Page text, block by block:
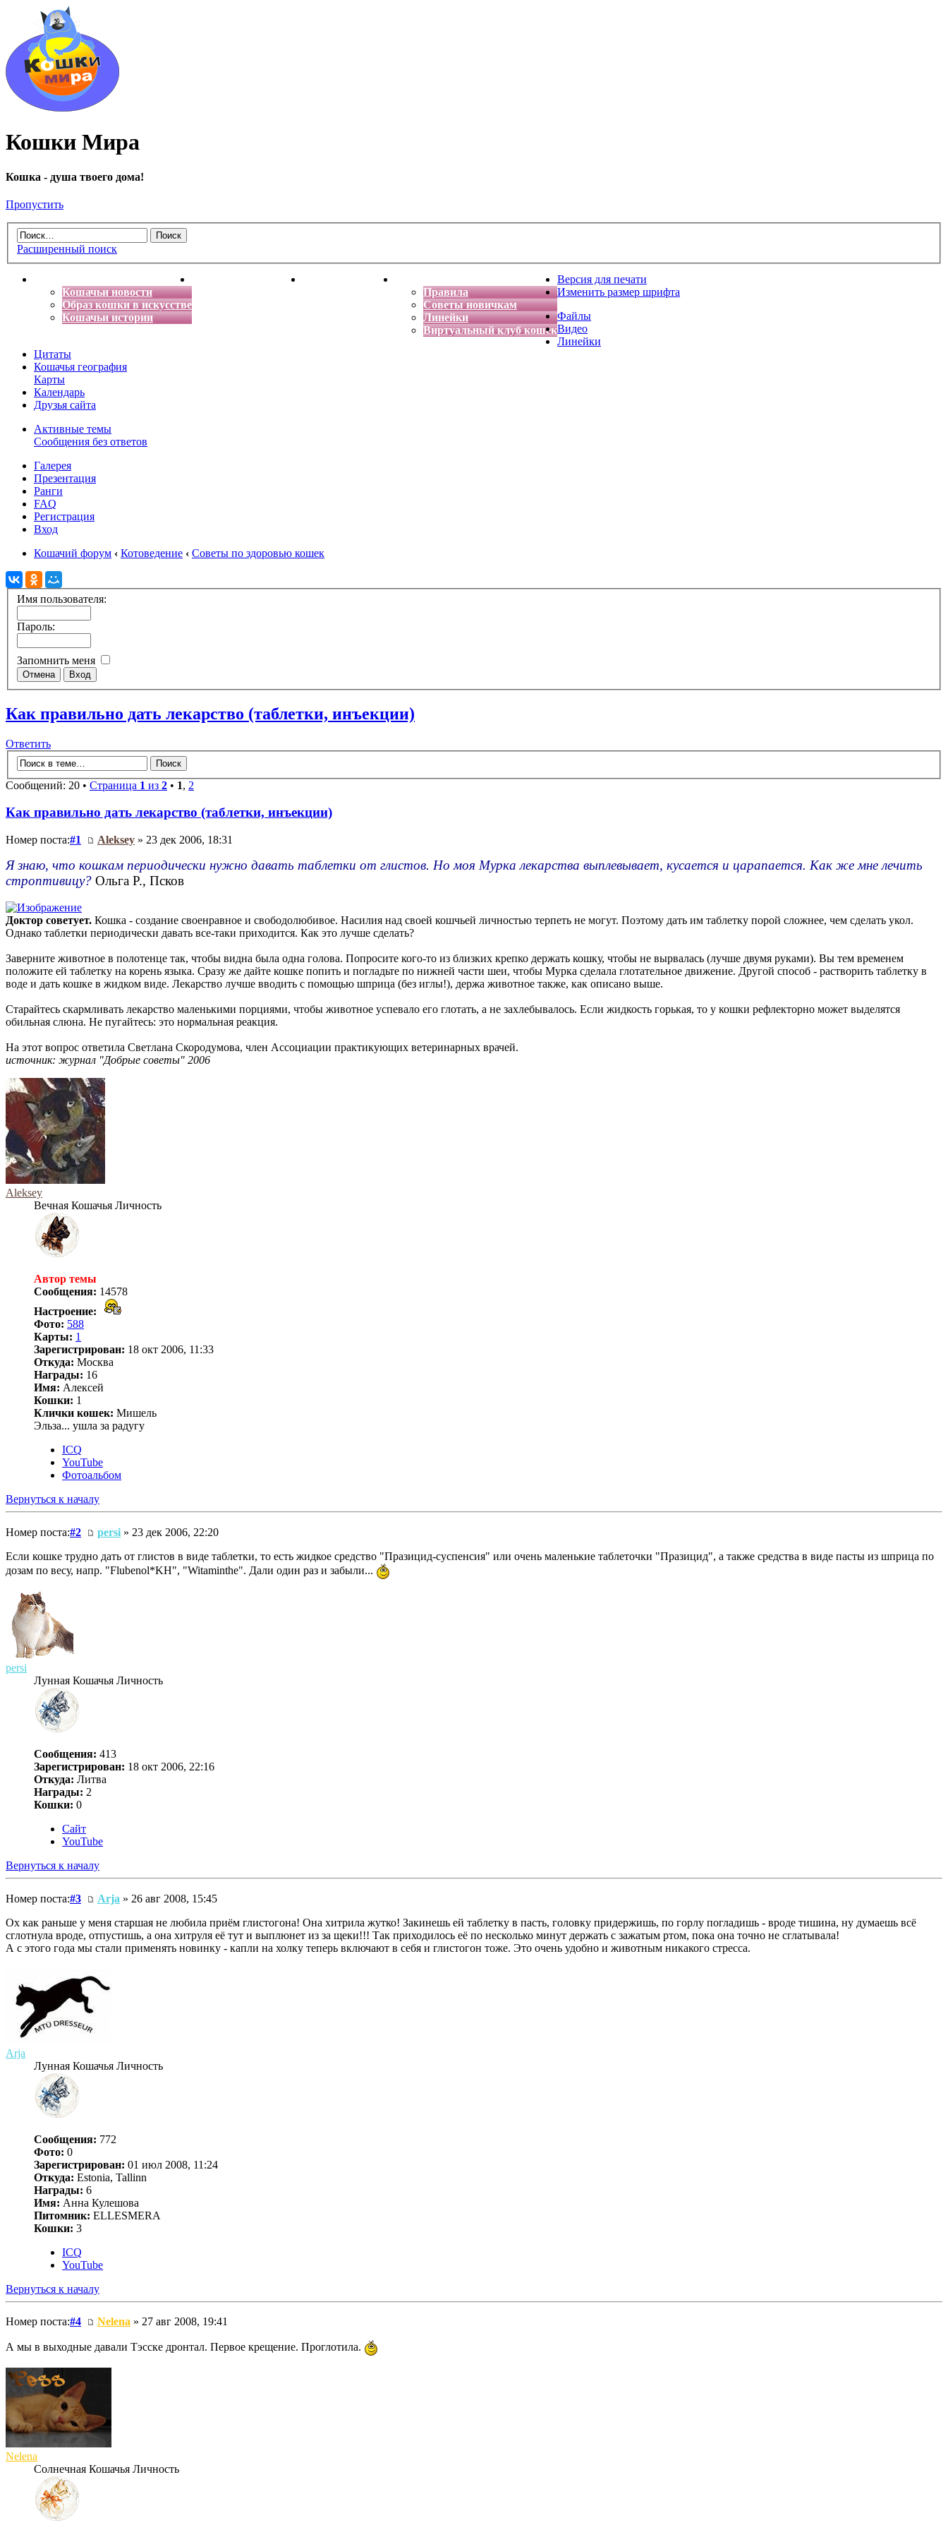
Кошки Мира
Кошка - душа твоего дома!
Пропустить
Расширенный поиск
Кошачьи новости
Образ кошки в искусстве
Кошачьи истории
Энциклопедия кошек Детская фантазия
Правила
Советы новичкам
Линейки
Виртуальный клуб кошек
Версия для печати
Изменить размер шрифта
Файлы
Видео
Линейки
Цитаты
Кошачья география
Карты
Календарь
Друзья сайта
Активные темы
Сообщения без ответов
Галерея
Презентация
Ранги
FAQ
Регистрация
Вход
Кошачий форум ‹ Котоведение ‹ Советы по здоровью кошек
Имя пользователя:
Пароль:
Запомнить меня
Как правильно дать лекарство (таблетки, инъекции)
Ответить
Сообщений: 20 • Страница 1 из 2 • 1, 2
Как правильно дать лекарство (таблетки, инъекции)
Номер поста:#1 Aleksey » 23 дек 2006, 18:31
Я знаю, что кошкам периодически нужно давать таблетки от глистов. Но моя Мурка лекарства выплевывает, кусается и царапается. Как же мне лечить
строптивицу? Ольга Р., Псков
Доктор советует. Кошка - создание своенравное и свободолюбивое. Насилия над своей кошчьей личностью терпеть не могут. Поэтому дать им таблетку порой сложнее, чем сделать укол.
Однако таблетки периодически давать все-таки приходится. Как это лучше сделать?
Заверните животное в полотенце так, чтобы видна была одна голова. Попросите кого-то из близких крепко держать кошку, чтобы не вырвалась (лучше двумя руками). Вы тем временем
положите ей таблетку на корень языка. Сразу же дайте кошке попить и погладьте по нижней части шеи, чтобы Мурка сделала глотательное движение. Другой способ - растворить таблетку в
воде и дать кошке в жидком виде. Лекарство лучше вводить с помощью шприца (без иглы!), держа животное также, как описано выше.
Старайтесь скармливать лекарство маленькими порциями, чтобы животное успевало его глотать, а не захлебывалось. Если жидкость горькая, то у кошки рефлекторно может выделятся
обильная слюна. Не пугайтесь: это нормальная реакция.
На этот вопрос ответила Светлана Скородумова, член Ассоциации практикующих ветеринарных врачей.
источник: журнал "Добрые советы" 2006
Aleksey
Вечная Кошачья Личность
Автор темы
Сообщения: 14578
Настроение:
Фото: 588
Карты: 1
Зарегистрирован: 18 окт 2006, 11:33
Откуда: Москва
Награды: 16
Имя: Алексей
Кошки: 1
Клички кошек: Мишель
Эльза... ушла за радугу
ICQ
YouTube
Фотоальбом
Вернуться к началу
Номер поста:#2 persi » 23 дек 2006, 22:20
Если кошке трудно дать от глистов в виде таблетки, то есть жидкое средство "Празицид-суспенсия" или очень маленькие таблеточки "Празицид", а также средства в виде пасты из шприца по
дозам по весу, напр. "Flubenol*KH", "Witaminthe". Дали один раз и забыли...
persi
Лунная Кошачья Личность
Сообщения: 413
Зарегистрирован: 18 окт 2006, 22:16
Откуда: Литва
Награды: 2
Кошки: 0
Сайт
YouTube
Вернуться к началу
Номер поста:#3 Arja » 26 авг 2008, 15:45
Ох как раньше у меня старшая не любила приём глистогона! Она хитрила жутко! Закинешь ей таблетку в пасть, головку придержишь, по горлу погладишь - вроде тишина, ну думаешь всё
сглотнула вроде, отпустишь, а она хитруля её тут и выплюнет из за щеки!!! Так приходилось её по несколько минут держать с зажатым ртом, пока она точно не сглатывала!
А с этого года мы стали применять новинку - капли на холку теперь включают в себя и глистогон тоже. Это очень удобно и животным никакого стресса.
Arja
Лунная Кошачья Личность
Сообщения: 772
Фото: 0
Зарегистрирован: 01 июл 2008, 11:24
Откуда: Estonia, Tallinn
Награды: 6
Имя: Анна Кулешова
Питомник: ELLESMERA
Кошки: 3
ICQ
YouTube
Вернуться к началу
Номер поста:#4 Nelena » 27 авг 2008, 19:41
А мы в выходные давали Тэсске дронтал. Первое крещение. Проглотила.
Nelena
Солнечная Кошачья Личность